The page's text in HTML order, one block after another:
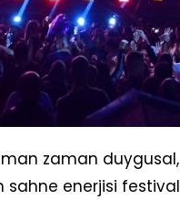
zaman
sahne enerjisi